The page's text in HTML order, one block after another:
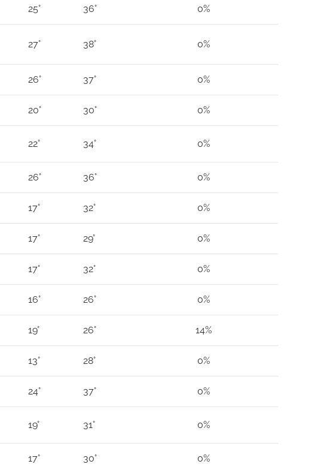
25° 36° 0%
27° 38° 0%
26° 37° 0%
20° 30° 0%
22° 34° 0%
26° 36° 0%
17° 32° 0%
17° 29° 0%
17° 32° 0%
16° 26° 0%
19° 26° 14%
13° 28° 0%
24° 37° 0%
19° 31° 0%
17° 30° 0%